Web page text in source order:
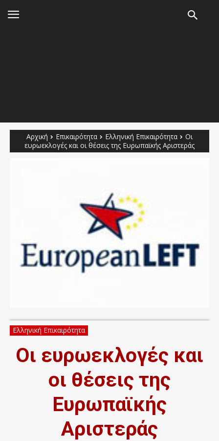
Αρχική Επικαιρότητα Ελληνική Επικαιρότητα
Οι
ευρωεκλογές και οι θέσεις της Ευρωπαϊκής Αριστεράς
Ελληνική Επικαιρότητα
Οι ευρωεκλογές και
οι θέσεις της
Ευρωπαϊκής
Αριστεράς